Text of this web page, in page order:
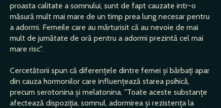
proasta calitate a somnului, sunt de fapt cauzate intr-o
măsură mult mai mare de un timp prea lung necesar pentru
a adormi. Femeile care au mărturisit că au nevoie de mai
mult de jumătate de oră pentru a adormi prezintă cel mai
mare risc".
Cercetătorii spun că diferenţele dintre femei şi bărbaţi apar
din cauza hormonilor care influenţează starea psihică,
precum serotonina şi melatonina. "Toate aceste substanţe
afectează dispoziţia, somnul, adormirea şi rezistenţa la